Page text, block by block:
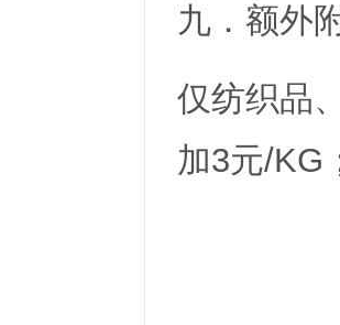
九．额外
仅纺织品
加3元/KG